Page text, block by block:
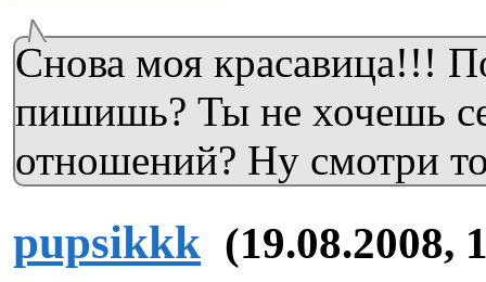
Снова моя красавица!!!
пишишь? Ты не хочешь
отношений? Ну смотри
pupsikkk (19.08.2008,